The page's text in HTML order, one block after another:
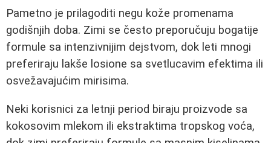
Pametno je prilagoditi negu kože promenama
godišnjih doba. Zimi se često preporučuju bogatije
formule sa intenzivnijim dejstvom, dok leti mnogi
preferiraju lakše losione sa svetlucavim efektima ili
osvežavajućim mirisima.
Neki korisnici za letnji period biraju proizvode sa
kokosovim mlekom ili ekstraktima tropskog voća,